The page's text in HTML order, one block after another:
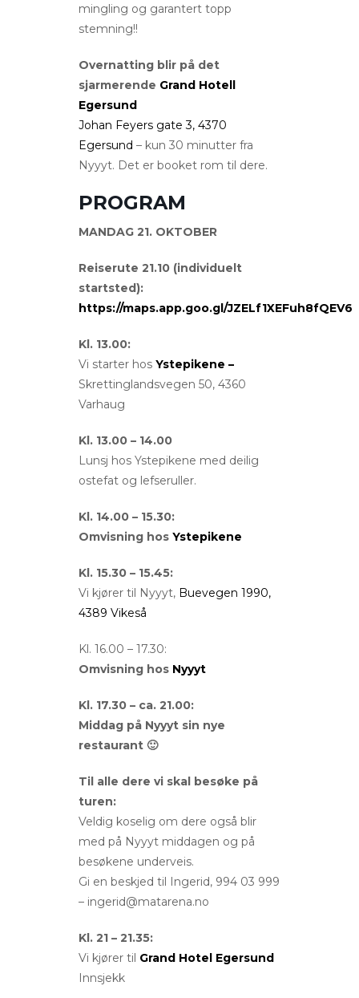
mingling og garantert topp
stemning!!
Overnatting blir på det
sjarmerende Grand Hotell
Egersund
Johan Feyers gate 3, 4370
Egersund – kun 30 minutter fra
Nyyyt. Det er booket rom til dere.
PROGRAM
MANDAG 21. OKTOBER
Reiserute 21.10 (individuelt
startsted):
https://maps.app.goo.gl/JZELf1XEFuh8fQEV6
Kl. 13.00:
Vi starter hos Ystepikene –
Skrettinglandsvegen 50, 4360
Varhaug
Kl. 13.00 – 14.00
Lunsj hos Ystepikene med deilig
ostefat og lefseruller.
Kl. 14.00 – 15.30:
Omvisning hos Ystepikene
Kl. 15.30 – 15.45:
Vi kjører til Nyyyt, Buevegen 1990,
4389 Vikeså
Kl. 16.00 – 17.30:
Omvisning hos Nyyyt
Kl. 17.30 – ca. 21.00:
Middag på Nyyyt sin nye
restaurant 🙂
Til alle dere vi skal besøke på
turen:
Veldig koselig om dere også blir
med på Nyyyt middagen og på
besøkene underveis.
Gi en beskjed til Ingerid, 994 03 999
– ingerid@matarena.no
Kl. 21 – 21.35:
Vi kjører til Grand Hotel Egersund
Innsjekk